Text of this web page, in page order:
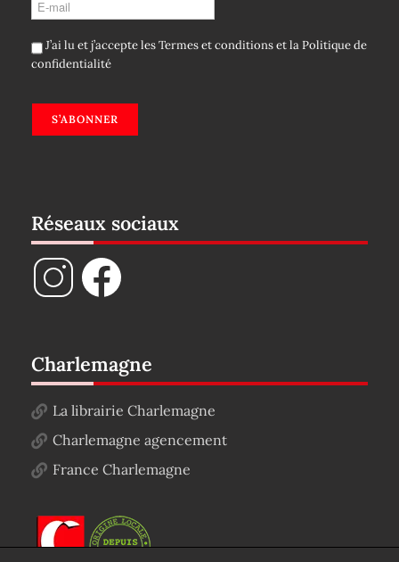
J’ai lu et j’accepte lesTermes et conditionset laPolitique de
confidentialité
S’ABONNER
Réseaux sociaux
Charlemagne
La librairie Charlemagne
Charlemagne agencement
France Charlemagne